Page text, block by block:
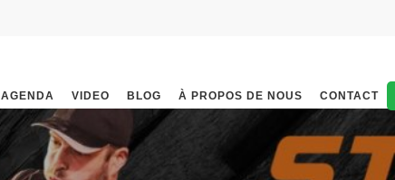
AGENDA VIDEO BLOG À PROPOS DE NOUS CONTACT